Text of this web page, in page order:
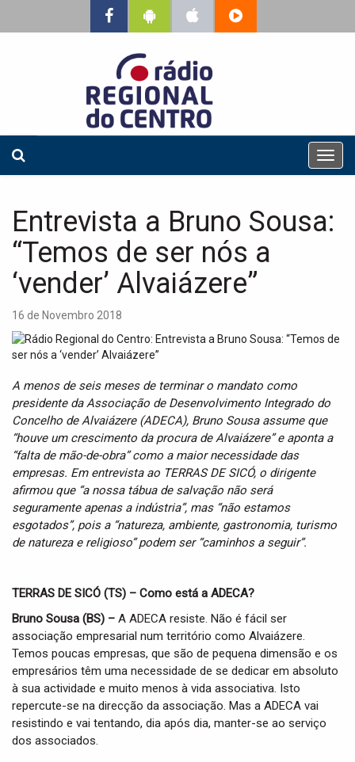
T
o
l
a
n
Entrevista a Bruno Sousa:
“Temos de ser nós a
‘vender’ Alvaiázere”
16 de Novembro 2018
A menos de seis meses de terminar o mandato como
presidente da Associação de Desenvolvimento Integrado do
Concelho de Alvaiázere (ADECA), Bruno Sousa assume que
“houve um crescimento da procura de Alvaiázere” e aponta a
“falta de mão-de-obra” como a maior necessidade das
empresas. Em entrevista ao TERRAS DE SICÓ, o dirigente
afirmou que “a nossa tábua de salvação não será
seguramente apenas a indústria”, mas “não estamos
esgotados”, pois a “natureza, ambiente, gastronomia, turismo
de natureza e religioso” podem ser “caminhos a seguir”.
TERRAS DE SICÓ (TS) – Como está a ADECA?
Bruno Sousa (BS) – A ADECA resiste. Não é fácil ser
associação empresarial num território como Alvaiázere.
Temos poucas empresas, que são de pequena dimensão e os
empresários têm uma necessidade de se dedicar em absoluto
à sua actividade e muito menos à vida associativa. Isto
repercute-se na direcção da associação. Mas a ADECA vai
resistindo e vai tentando, dia após dia, manter-se ao serviço
dos associados.